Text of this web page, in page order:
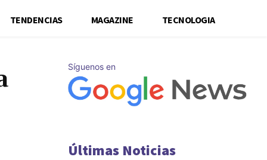
TENDENCIAS MAGAZINE TECNOLOGIA
Síguenos en
Últimas Noticias